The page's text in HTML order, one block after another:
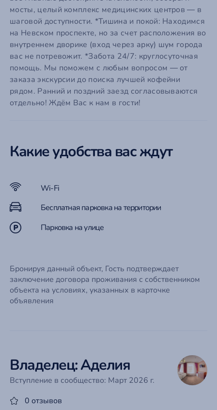
мосты, целый комплекс медицинских центров — в
шаговой доступности. *Тишина и покой: Находимся
на Невском проспекте, но за счет расположения во
внутреннем дворике (вход через арку) шум города
вас не потревожит. *Забота 24/7: круглосуточная
помощь. Мы поможем с любым вопросом — от
заказа экскурсии до поиска лучшей кофейни
рядом. Ранний и поздний заезд согласовываются
отдельно! Ждём Вас к нам в гости!
Какие удобства вас ждут
Wi-Fi
Бесплатная парковка на территории
Парковка на улице
Бронируя данный объект, Гость подтверждает
заключение договора проживания с собственником
объекта на условиях, указанных в карточке
объявления
Владелец: Аделия
Вступление в сообщество: Март 2026 г.
0 отзывов